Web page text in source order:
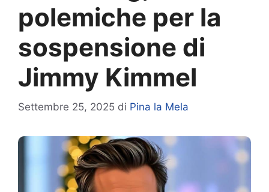
polemiche per la
sospensione di
Jimmy Kimmel
Settembre 25, 2025 di Pina la Mela